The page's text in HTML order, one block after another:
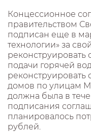
Концессионное
правительством
подписан еще в
технологии» за
подачи горячей
реконструировать
домов по улицам
должна была в
подписания
планировалось
рублей.